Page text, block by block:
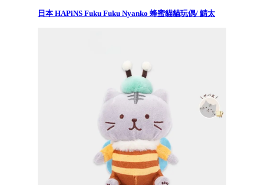
日本 HAPiNS Fuku Fuku Nyanko 蜂蜜貓貓玩偶/ 鯖太